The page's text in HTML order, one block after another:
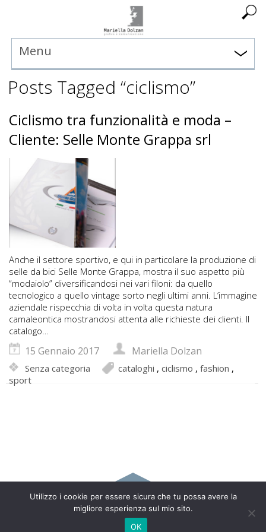
Menu
Posts Tagged “ciclismo”
Ciclismo tra funzionalità e moda –
Cliente: Selle Monte Grappa srl
Anche il settore sportivo, e qui in particolare la produzione di
selle da bici Selle Monte Grappa, mostra il suo aspetto più
“modaiolo” diversificandosi nei vari filoni: da quello
tecnologico a quello vintage sorto negli ultimi anni. L’immagine
aziendale rispecchia di volta in volta questa natura
camaleontica mostrandosi attenta alle richieste dei clienti. Il
catalogo…
15 Gennaio 2017 Mariella Dolzan
Senza categoria cataloghi , ciclismo , fashion ,
sport
Copyright 2017 Mariella Dolzan - Via Nobili Cappello, 24 –
35015 Galliera Veneta (PD) – Italy | 333 7553544 |
info@marielladolzan.it
Utilizzo i cookie per essere sicura che tu possa avere la
migliore esperienza sul mio sito.
OK